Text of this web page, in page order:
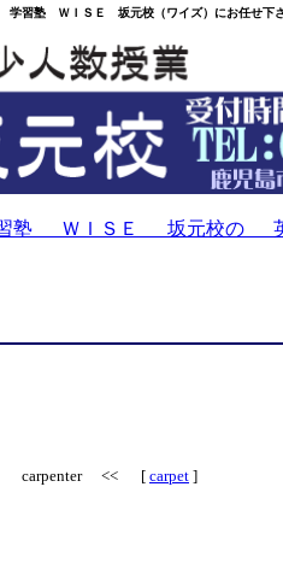
塾 ＷＩＳＥ 坂元校（ワイズ）にお任せ下さ
塾 ＷＩＳＥ 坂元校の 英
carpenter << [carpet ]